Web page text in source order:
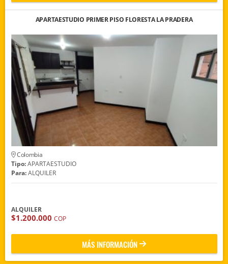
APARTAESTUDIO PRIMER PISO FLORESTA LA PRADERA
Colombia
Tipo:APARTAESTUDIO
Para:ALQUILER
ALQUILER
$1.200.000 COP
MÁS INFORMACIÓN